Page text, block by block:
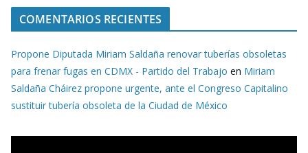
COMENTARIOS RECIENTES
Propone Diputada Miriam Saldaña renovar tuberías obsoletas
para frenar fugas en CDMX - Partido del Trabajo en Miriam
Saldaña Cháirez propone urgente, ante el Congreso Capitalino
sustituir tubería obsoleta de la Ciudad de México